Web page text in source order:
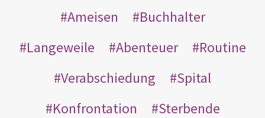
Ameisen
Buchhalter
Langeweile
Abenteuer
Routine
Verabschiedung
Spital
Konfrontation
Sterbende